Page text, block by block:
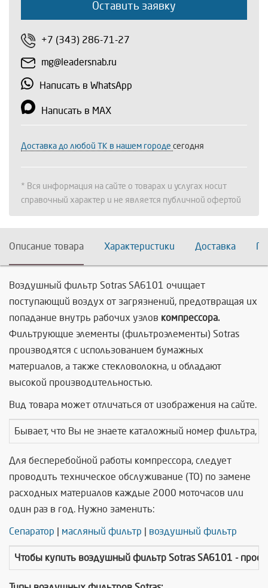
Оставить заявку
+7 (343) 286-71-27
mg@leadersnab.ru
Написать в WhatsApp
Написать в MAX
Доставка до любой ТК в нашем городе сегодня
* Вся информация на сайте о товарах и услугах носит
справочный характер и не является публичной офертой
Описание товара Характеристики Доставка
Воздушный фильтр Sotras SA6101 очищает
поступающий воздух от загрязнений, предотвращая их
попадание внутрь рабочих узлов компрессора.
Фильтрующие элементы (фильтроэлементы) Sotras
производятся с использованием бумажных
материалов, а также стекловолокна, и обладают
высокой производительностью.
Вид товара может отличаться от изображения на сайте.
Бывает, что Вы не знаете каталожный номер фильтра,
Для бесперебойной работы компрессора, следует
проводить техническое обслуживание (ТО) по замене
расходных материалов каждые 2000 моточасов или
один раз в год. Нужно заменить:
Сепаратор масляный фильтр воздушный фильтр
Чтобы купить воздушный фильтр Sotras SA6101 -